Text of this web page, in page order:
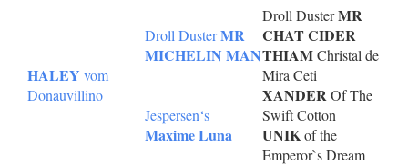
HALEY vom
Donauvillino
Droll DusterMR
MICHELIN MAN
Droll DusterMR
CHAT CIDER
THIAMChristal de
Mira Ceti
Jespersen‘s
Maxime Luna
XANDEROf The
Swift Cotton
UNIKof the
Emperor`s Dream